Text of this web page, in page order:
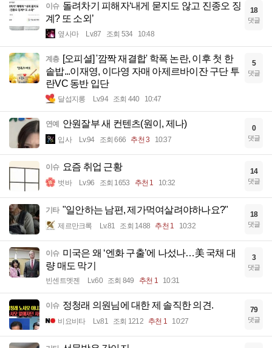
이슈 돌려차기 피해자‘내게 묻지도 않고 진종오 징
계? 또 소외’
옆사마 Lv.87 조회 534 10:48
18
댓글
계층 [오피셜] '깜짝 재결합' 학폭 논란, 이후 첫 한
솥밥...이재영, 이다영 자매 아제르바이잔 구단 투
란VC 동반 입단
달섭지롱 Lv.94 조회 440 10:47
5
댓글
연예 안원잘부 새 컨텐츠(원이, 제나)
입사 Lv.94 조회 666 추천 3 10:37
0
댓글
이슈 요즘 취업 근황
벗바 Lv.96 조회 1653 추천 1 10:32
14
댓글
기타 "일안하는 남편, 제가먹여살려야하나요?"
제르만크록 Lv.81 조회 1488 추천 1 10:32
18
댓글
이슈 미국은 왜 ‘엔화 구출’에 나섰나…美 국채 대
량 매도 막기
빈센트멧젠 Lv.60 조회 849 추천 1 10:31
3
댓글
이슈 정청래 의원님에 대한 제 솔직한 의견.
비요비타 Lv.81 조회 1212 추천 1 10:27
79
댓글